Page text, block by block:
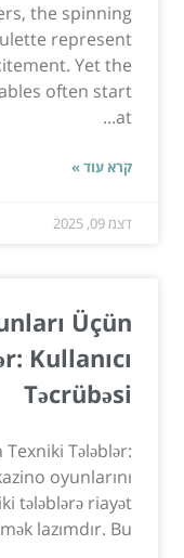
the spinning
represent
Yet the
often start
at...
קרא עוד »
דצמ 09, 2025
Üçün
Kullanıcı
Təcrübəsi
Tələblər:
oyunlarını
tələblərə riayət
lazımdır. Bu...